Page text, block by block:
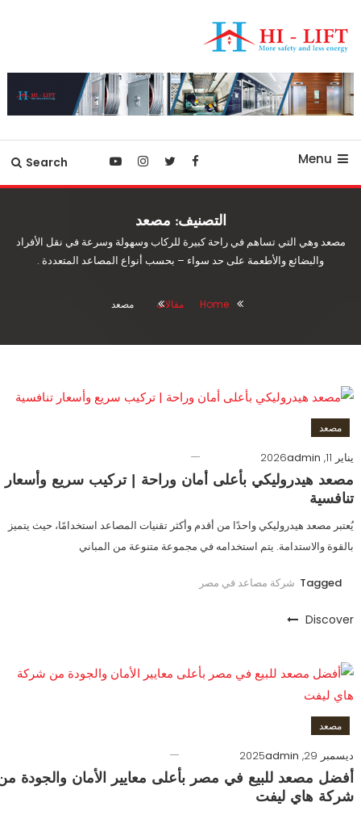
To
Content
hilift-egypt
Menu
Search
التصنيف: مصعد
مصعد وهي التي تساهم في راحة كبيرة للركاب وسهولة وسرعة في نقل الأفراد
والبضائع والأطعمة على حد سواء – بحسب أنواع المصاعد المتعددة .
Home مقالات مصعد
مصعد
يناير 11, 2026
admin
مصعد هيدروليكي بأعلى أمان وراحة | تركيب سريع وأسعار
تنافسية
يُعتبر مصعد هيدروليكي واحدًا من أقدم وأكثر تقنيات المصاعد استخدامًا، حيث يتميز
بالقوة والاستدامة. يتم استخدامه في مجموعة متنوعة من المباني
Tagged شركة مصاعد في مصر
Discover
مصعد
ديسمبر 29, 2025
admin
أفضل مصعد للبيع في مصر بأعلى معايير الأمان والجودة
شركة هاي ليفت